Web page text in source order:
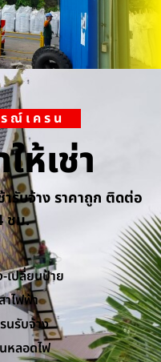
ณ์เครน
ห้เช่า
ช้ารับจ้าง ราคาถูก ติดต่อ
ชม.
เปลี่ยนป้าย
าไฟฟ้า
นรับจ้าง
หลอดไฟ